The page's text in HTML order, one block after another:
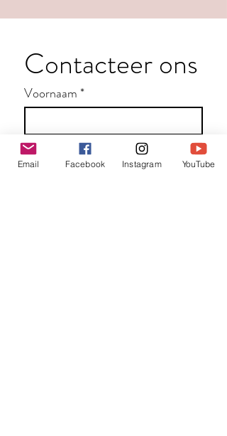
Contacteer ons
Voornaam*
Familienaam
Email Facebook Instagram YouTube